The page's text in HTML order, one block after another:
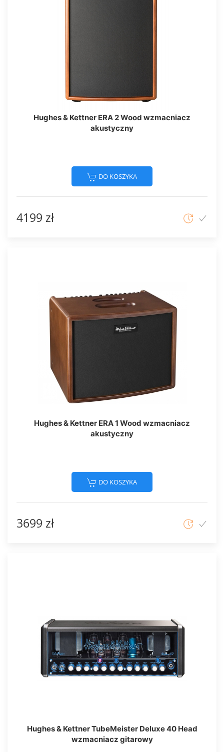
Hughes & Kettner ERA 2 Wood wzmacniacz
akustyczny
DO KOSZYKA
4199 zł
Hughes & Kettner ERA 1 Wood wzmacniacz
akustyczny
DO KOSZYKA
3699 zł
Hughes & Kettner TubeMeister Deluxe 40 Head
wzmacniacz gitarowy